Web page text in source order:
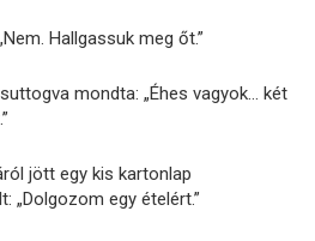
Hallgassuk meg őt.”
mondta: „Éhes vagyok… két
jött egy kis kartonlap
„Dolgozom egy ételért.”